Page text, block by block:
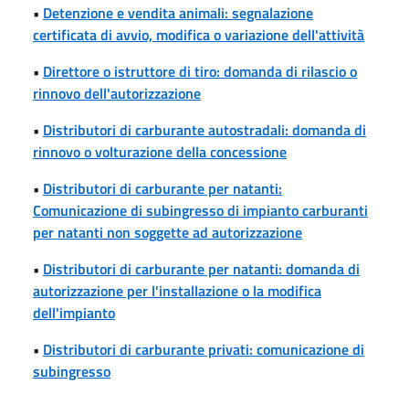
• Detenzione e vendita animali: segnalazione
certificata di avvio, modifica o variazione dell'attività
• Direttore o istruttore di tiro: domanda di rilascio o
rinnovo dell'autorizzazione
• Distributori di carburante autostradali: domanda di
rinnovo o volturazione della concessione
• Distributori di carburante per natanti:
Comunicazione di subingresso di impianto carburanti
per natanti non soggette ad autorizzazione
• Distributori di carburante per natanti: domanda di
autorizzazione per l'installazione o la modifica
dell'impianto
• Distributori di carburante privati: comunicazione di
subingresso